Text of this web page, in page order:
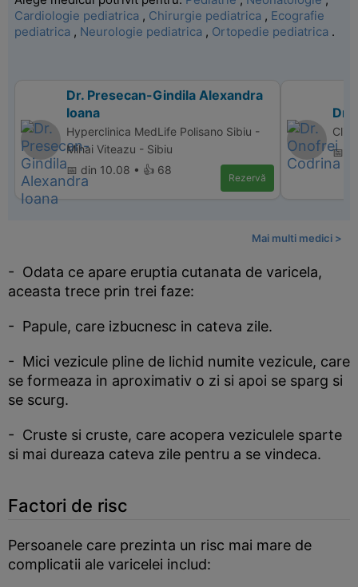
Cardiologie pediatrica , Chirurgie pediatrica , Ecografie
pediatrica , Neurologie pediatrica , Ortopedie pediatrica .
Dr. Presecan-Gindila Alexandra
Ioana
Hyperclinica MedLife Polisano Sibiu -
Mihai Viteazu - Sibiu
📅 din 10.08 • 👍 68
Rezervă
Dr.
📅
Mai multi medici >
- Odata ce apare eruptia cutanata de varicela,
aceasta trece prin trei faze:
- Papule, care izbucnesc in cateva zile.
- Mici vezicule pline de lichid numite vezicule, care
se formeaza in aproximativ o zi si apoi se sparg si
se scurg.
- Cruste si cruste, care acopera veziculele sparte
si mai dureaza cateva zile pentru a se vindeca.
Factori de risc
Persoanele care prezinta un risc mai mare de
complicatii ale varicelei includ: